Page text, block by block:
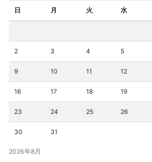
2026年8月
日 月 火 水
2 3 4 5
9 10 11 12
16 17 18 19
23 24 25 26
30 31